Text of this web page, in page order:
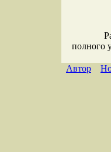
полного
Автор